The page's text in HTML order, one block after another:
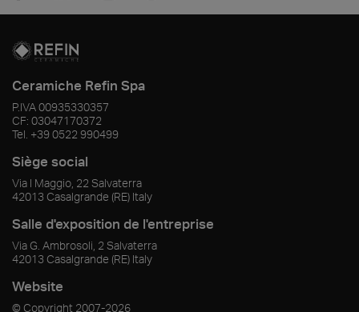
Ceramiche Refin Spa
P.IVA00935330357
CF: 03047170372
Tel. +39 0522 990499
Siège social
Via I Maggio, 22 Salvaterra
42013 Casalgrande (RE) Italy
Salle d'exposition de l'entreprise
Via G. Ambrosoli, 2 Salvaterra
42013 Casalgrande (RE) Italy
Website
© Copyright 2007-2026